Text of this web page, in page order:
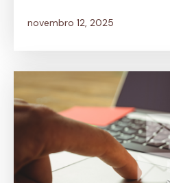
novembro 12, 2025